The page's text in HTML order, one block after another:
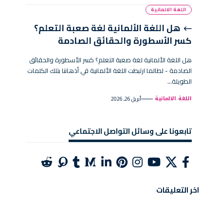
اللغة الالمانية
هل اللغة الألمانية لغة صعبة التعلم؟
كسر الأسطورة والحقائق الصادمة
هل اللغة الألمانية لغة صعبة التعلم؟ كسر الأسطورة والحقائق
الصادمة - لطالما ارتبطت اللغة الألمانية في أذهاننا بتلك الكلمات
الطويلة…
اللغة الالمانية أبريل 26, 2026
تابعونا على وسائل التواصل الاجتماعي
اخر التعليقات